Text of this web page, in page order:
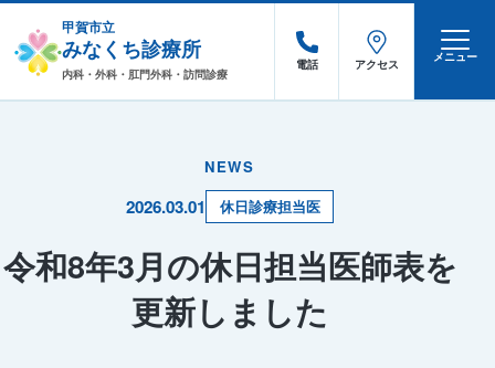
甲賀市立
みなくち診療所
内科・外科・肛門外科・訪問診療
電話 アクセス メニュー
NEWS
2026.03.01 休日診療担当医
令和8年3月の休日担当医師表を
更新しました